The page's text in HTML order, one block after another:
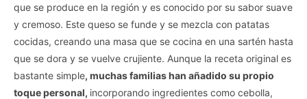
que se produce en la región y es conocido por su sabor suave
y cremoso. Este queso se funde y se mezcla con patatas
cocidas, creando una masa que se cocina en una sartén hasta
que se dora y se vuelve crujiente. Aunque la receta original es
bastante simple, muchas familias han añadido su propio
toque personal, incorporando ingredientes como cebolla,